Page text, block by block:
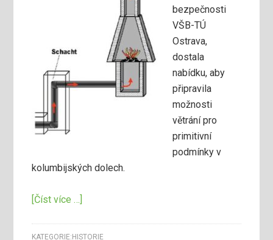
bezpečnosti
VŠB-TÚ
Ostrava,
dostala
nabídku, aby
připravila
možnosti
větrání pro
primitivní
podmínky v
kolumbijských dolech.
[Číst více …]
KATEGORIE: HISTORIE